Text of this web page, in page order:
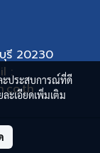
รี 20230
:
ะประสบการณ์ที่ดี
ะเอียดเพิ่มเติม